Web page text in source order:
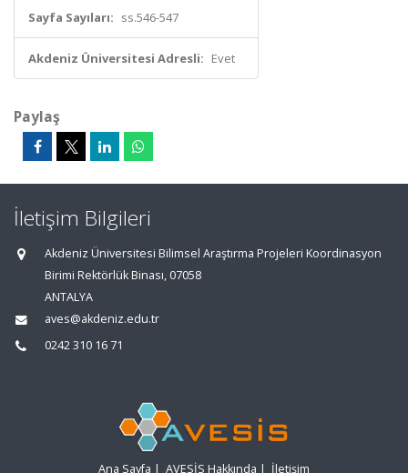
Sayfa Sayıları: ss.546-547
Akdeniz Üniversitesi Adresli: Evet
Paylaş
İletişim Bilgileri
Akdeniz Üniversitesi Bilimsel Araştırma Projeleri Koordinasyon
Birimi Rektörlük Binası, 07058
ANTALYA
aves@akdeniz.edu.tr
0242 310 16 71
Ana Sayfa | AVESİS Hakkında | İletişim